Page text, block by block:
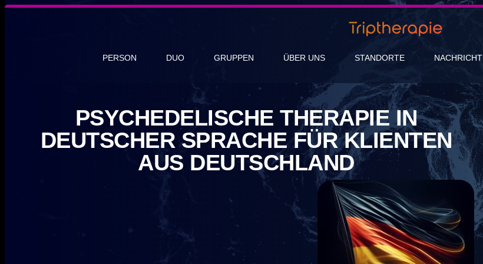
PERSON DUO GRUPPEN ÜBER UNS STANDORTE NACHRICHT
PSYCHEDELISCHE THERAPIE IN
DEUTSCHER SPRACHE FÜR KLIENTEN
AUS DEUTSCHLAND